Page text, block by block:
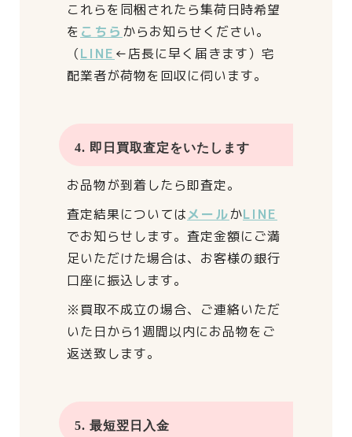
これらを同梱されたら集荷日時希望
を こちら からお知らせください。
（LINE ←店長に早く届きます） 宅
配業者が荷物を回収に伺います。
4. 即日買取査定をいたします
お品物が到着したら即査定。
査定結果についてはメールかLINE
でお知らせします。 査定金額にご満
足いただけた場合は、 お客様の銀行
口座に振込します。
※買取不成立の場合、 ご連絡いただ
いた日から1週間以内にお品物をご
返送致します。
5. 最短翌日入金